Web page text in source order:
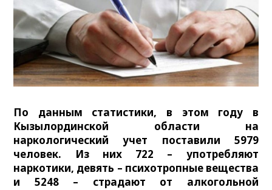
По данным статистики, в этом году в
Кызылординской области на
наркологический учет поставили 5979
человек. Из них 722 – употребляют
наркотики, девять – психотропные вещества
и 5248 – страдают от алкогольной